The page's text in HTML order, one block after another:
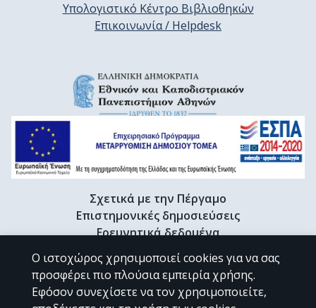
Υπολογιστικό Κέντρο Βιβλιοθηκών
Επικοινωνία / Helpdesk
Σχετικά με την Πέργαμο
Επιστημονικές δημοσιεύσεις
Ερευνητικά δεδομένα
Διδακτορικές διατριβές & Γκρίζα βιβλιογραφία
Προφίλ Ερευνητή
Ο ιστοχώρος χρησιμοποιεί cookies για να σας
προσφέρει πιο πλούσια εμπειρία χρήσης.
Εφόσον συνεχίσετε να τον χρησιμοποιείτε,